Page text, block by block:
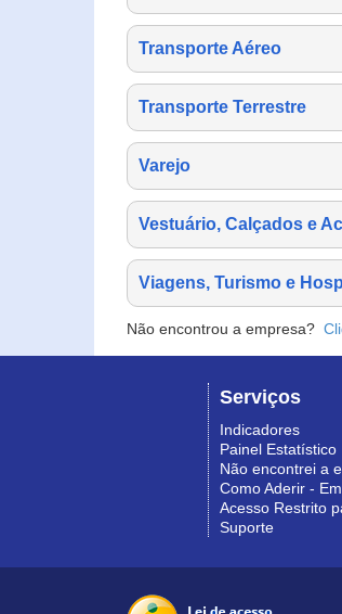
Transporte Aéreo
Transporte Terrestre
Varejo
Vestuário, Calçados e
Viagens, Turismo e
Não encontrou a empresa?
Serviços
Indicadores
Painel Estatístico
Não encontrei a
Como Aderir -
Acesso Restrito
Suporte